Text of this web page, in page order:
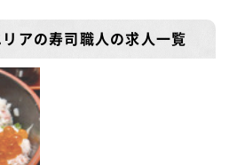
アの寿司職人の求人一覧